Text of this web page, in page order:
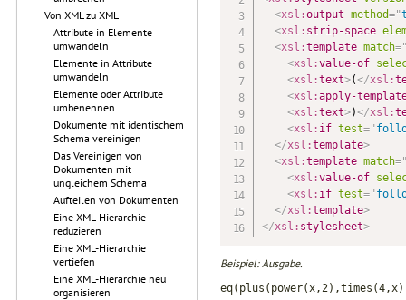
Von XML zu XML
Attribute in Elemente
umwandeln
Elemente in Attribute
umwandeln
Elemente oder Attribute
umbenennen
Dokumente mit identischem
Schema vereinigen
Das Vereinigen von
Dokumenten mit
ungleichem Schema
Aufteilen von Dokumenten
Eine XML-Hierarchie
reduzieren
Eine XML-Hierarchie
vertiefen
Eine XML-Hierarchie neu
organisieren
<xsl:output method="
<xsl: strip-space
<xsl:template match=
<xsl:value-of
<xsl:text>(</xsl:
<xsl:apply-
<xsl:text>)</xsl:
<xsl: if test="
</xsl:template>
<xsl:template match=
<xsl:value-of
<xsl: if test="
</xsl:template>
</xsl: stylesheet>
Beispiel: Ausgabe.